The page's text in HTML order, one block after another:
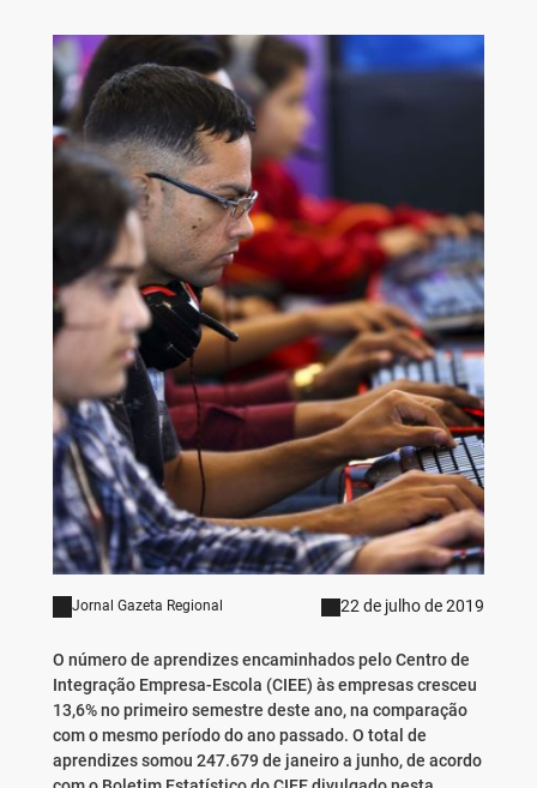
Jornal Gazeta Regional 22 de julho de 2019
O número de aprendizes encaminhados pelo Centro de
Integração Empresa-Escola (CIEE) às empresas cresceu
13,6% no primeiro semestre deste ano, na comparação
com o mesmo período do ano passado. O total de
aprendizes somou 247.679 de janeiro a junho, de acordo